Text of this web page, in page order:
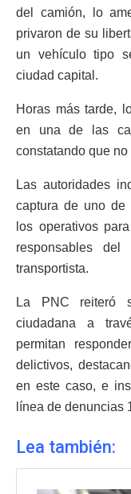
del camión, lo
privaron de su
un vehículo tipo
ciudad capital.
Horas más tarde,
en una de las
constatando que
Las autoridades
captura de uno de
los operativos
responsables
transportista.
La PNC reiteró
ciudadana a
permitan
delictivos,
en este caso, e
línea de denuncias
Lea también: